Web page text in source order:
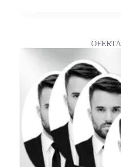
OFERTA